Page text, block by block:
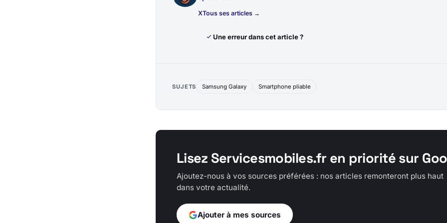
XTous ses articles →
Une erreur dans cet article ?
SUJETS Samsung Galaxy Smartphone pliable
Lisez Servicesmobiles.fr en priorité sur
Ajoutez-nous à vos sources préférées : nos articles remonteront plus haut
dans votre actualité.
Ajouter à mes sources